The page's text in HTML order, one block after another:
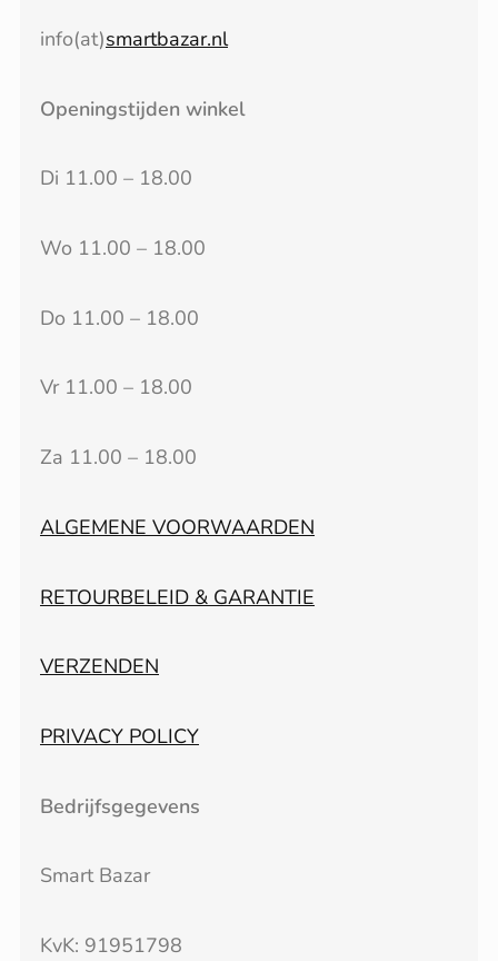
info(at)smartbazar.nl
Openingstijden winkel
Di 11.00 – 18.00
Wo 11.00 – 18.00
Do 11.00 – 18.00
Vr 11.00 – 18.00
Za 11.00 – 18.00
ALGEMENE VOORWAARDEN
RETOURBELEID & GARANTIE
VERZENDEN
PRIVACY POLICY
Bedrijfsgegevens
Smart Bazar
KvK: 91951798